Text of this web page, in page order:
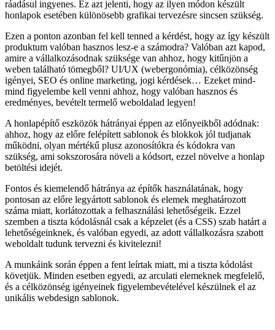
ráadásul ingyenes. Ez azt jelenti, hogy az ilyen módon készült
honlapok esetében különösebb grafikai tervezésre sincsen szükség.
Ezen a ponton azonban fel kell tenned a kérdést, hogy az így készült
produktum valóban hasznos lesz-e a számodra? Valóban azt kapod,
amire a vállalkozásodnak szüksége van ahhoz, hogy kitűnjön a
weben található tömegből? UI/UX (webergonómia), célközönség
igényei, SEO és online marketing, jogi kérdések… Ezeket mind-
mind figyelembe kell venni ahhoz, hogy valóban hasznos és
eredményes, bevételt termelő weboldalad legyen!
A honlapépítő eszközök hátrányai éppen az előnyeikből adódnak:
ahhoz, hogy az előre felépített sablonok és blokkok jól tudjanak
működni, olyan mértékű plusz azonosítókra és kódokra van
szükség, ami sokszorosára növeli a kódsort, ezzel növelve a honlap
betöltési idejét.
Fontos és kiemelendő hátránya az építők használatának, hogy
pontosan az előre legyártott sablonok és elemek meghatározott
száma miatt, korlátozottak a felhasználási lehetőségeik. Ezzel
szemben a tiszta kódolásnál csak a képzelet (és a CSS) szab határt a
lehetőségeinknek, és valóban egyedi, az adott vállalkozásra szabott
weboldalt tudunk tervezni és kivitelezni!
A munkáink során éppen a fent leírtak miatt, mi a tiszta kódolást
követjük. Minden esetben egyedi, az arculati elemeknek megfelelő,
és a célközönség igényeinek figyelembevételével készülnek el az
unikális webdesign sablonok.